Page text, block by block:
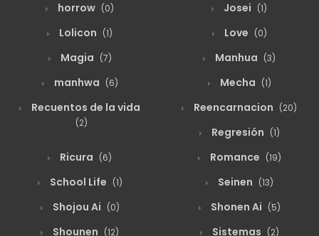
agosto 19, 2025
agosto 19, 2025
161 agosto 19, 2025 66
agosto 19, 2025
agosto 19, 2025
horrow (0) Josei (1)
Lolicon (1) Love (0)
Magia (7) Manhua (3)
manhwa (6) Mecha (1)
Recuentos de la vida
(2)
Reencarnacion (20)
Regresión (1)
Ricura (6) Romance (19)
School Life (1) Seinen (13)
Shojou Ai (0) Shonen Ai (5)
Shounen (12) Sistemas (2)